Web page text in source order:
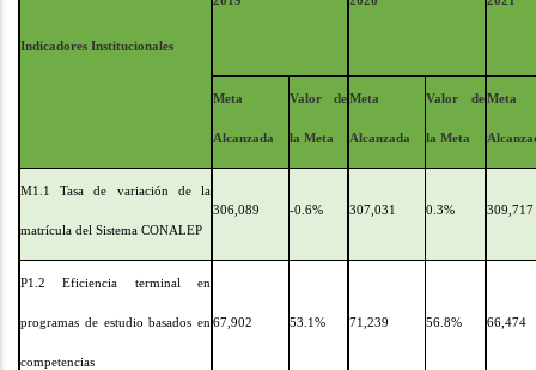
Indicadores Institucionales
Meta
Alcanzada
Valor de
la Meta
Meta
Alcanzada
Valor de
la Meta
Meta
M1.1 Tasa de variación de la
matrícula del Sistema CONALEP
306,089 -0.6% 307,031 0.3% 309,717
P1.2 Eficiencia terminal en
programas de estudio basados en
competencias
67,902 53.1% 71,239 56.8% 66,474